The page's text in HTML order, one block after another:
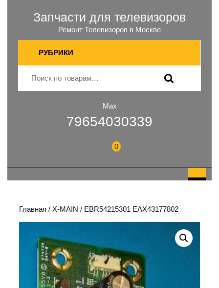
Запчасти для телевизоров
Ремонт Телевизоров в Москве
РУБРИКИ
Max
79654030339
0
Главная / X-MAIN / EBR54215301 EAX43177802